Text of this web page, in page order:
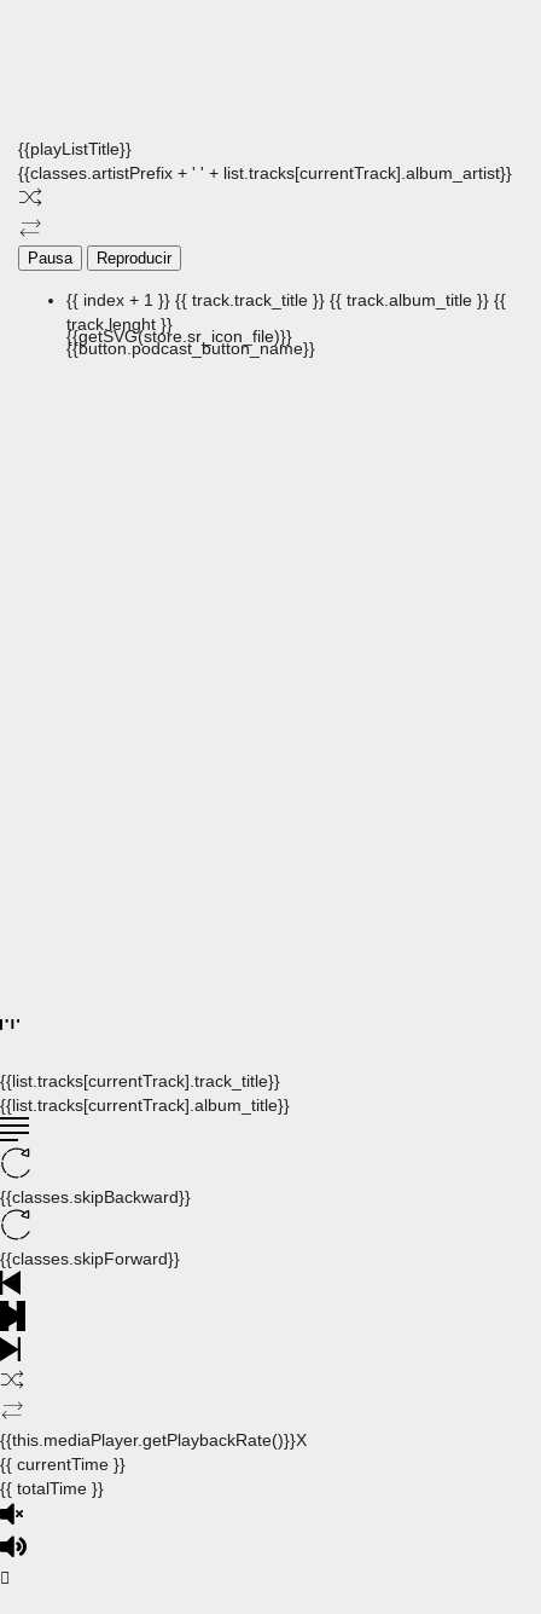
{{playListTitle}}
{{classes.artistPrefix + ' ' + list.tracks[currentTrack].album_artist}}
Pausa Reproducir
{{ index + 1 }} {{ track.track_title }} {{ track.album_title }} {{
track.lenght }}
{{getSVG(store.sr_icon_file)}}
{{button.podcast_button_name}}
{{list.tracks[currentTrack].track_title}}
{{list.tracks[currentTrack].album_title}}
{{classes.skipBackward}}
{{classes.skipForward}}
{{this.mediaPlayer.getPlaybackRate()}}X
{{ currentTime }}
{{ totalTime }}